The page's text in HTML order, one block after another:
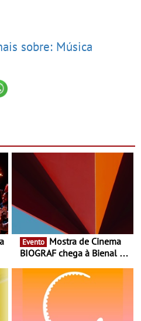
sobre: Música
Evento
BIOGRAF chega à Bienal de
Documentário, ensaio
fílmico e práticas artísticas